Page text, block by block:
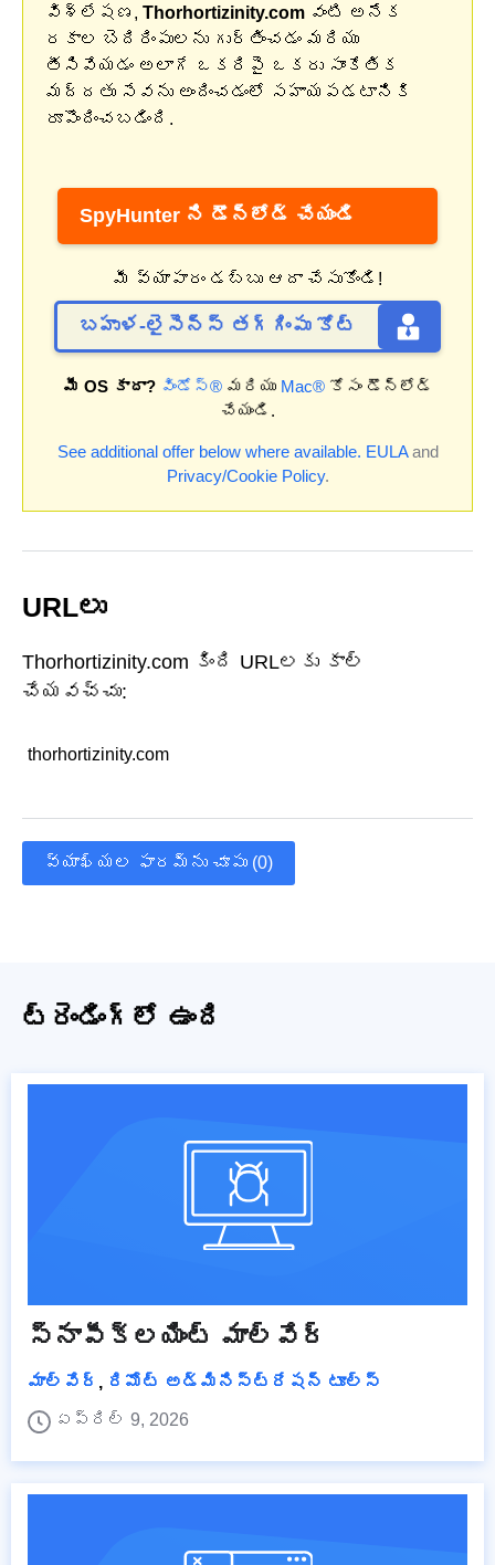
విశ్లేషణ, Thorhortizinity.com వంటి అనేక
రకాల బెదిరింపులను గుర్తించడం మరియు
తీసివేయడం అలాగే ఒకరిపై ఒకరు సాంకేతిక
మద్దతు సేవను అందించడంలో సహాయపడటానికి
రూపొందించబడింది.
SpyHunter ని డౌన్‌లోడ్ చేయండి
మీ వ్యాపారం డబ్బు ఆదా చేసుకోండి!
బహుళ-లైసెన్స్ తగ్గింపు కోట్
మీ OS కాదా? విండోస్®మరియు Mac®కోసం డౌన్‌లోడ్
చేయండి.
See additional offer below where available. EULAand
Privacy/Cookie Policy.
URLలు
Thorhortizinity.com కింది URLలకు కాల్
చేయవచ్చు:
thorhortizinity.com
వ్యాఖ్యల ఫారమ్‌ను చూపు (0)
ట్రెండింగ్‌లో ఉంది
స్నాపీక్లయింట్ మాల్వేర్
మాల్వేర్ , రిమోట్ అడ్మినిస్ట్రేషన్ టూల్స్
ఏప్రిల్ 9, 2026